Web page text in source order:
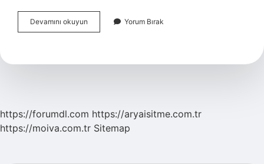
Devamını okuyun Ekosistem
Mi
Ekoton
Yorum Bırak
https://forumdl.com https://aryaisitme.com.tr
https://moiva.com.tr Sitemap